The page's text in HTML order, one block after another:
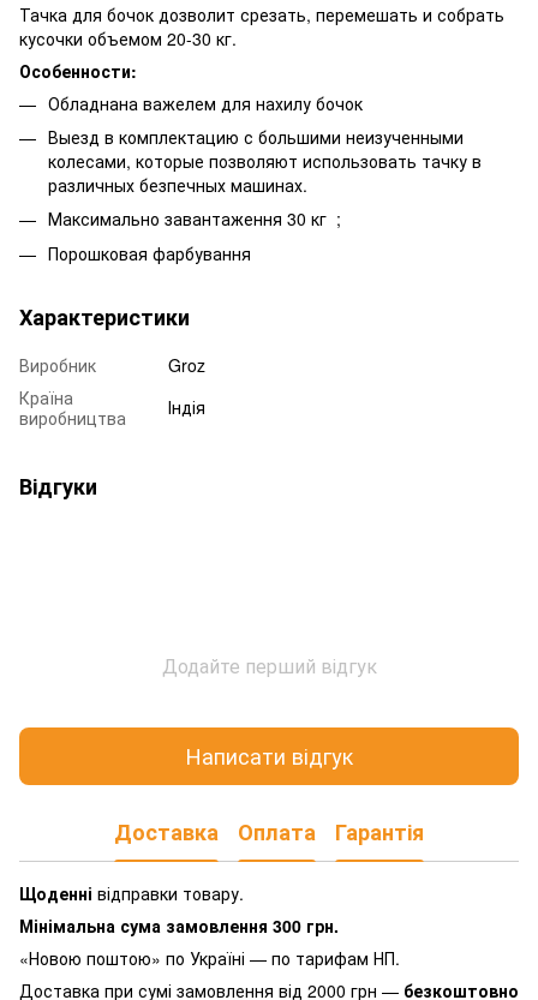
Тачка для бочок дозволит срезать, перемешать и собрать
кусочки объемом 20-30 кг.
Особенности:
Обладнана важелем для нахилу бочок
Выезд в комплектацию с большими неизученными
колесами, которые позволяют использовать тачку в
различных безпечных машинах.
Максимально завантаження 30 кг ;
Порошковая фарбування
Характеристики
Виробник
Groz
Країна
виробництва
Індія
Відгуки
Додайте перший відгук
Написати відгук
Доставка Оплата Гарантія
Щоденні відправки товару.
Мінімальна сума замовлення 300 грн.
«Новою поштою» по Україні — по тарифам НП.
Доставка при сумі замовлення від 2000 грн — безкоштовно